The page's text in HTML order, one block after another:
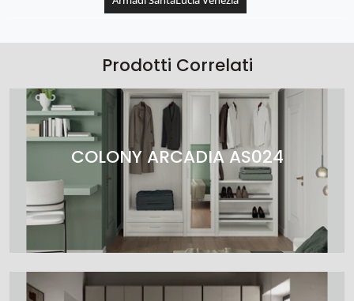
Prodotti Correlati
COLONY ARCADIA AS024